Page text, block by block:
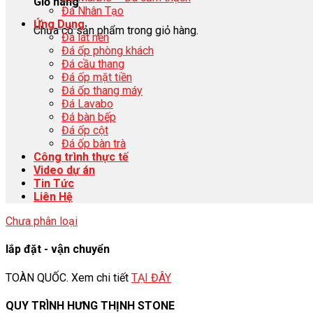
Chưa có sản phẩm trong giỏ hàng.
Đá Nhân Tạo
Ứng Dụng
Đá lát nền
Đá ốp phòng khách
Đá cầu thang
Đá ốp mặt tiền
Đá ốp thang máy
Đá Lavabo
Đá bàn bếp
Đá ốp cột
Đá ốp bàn trà
Công trình thực tế
Video dự án
Tin Tức
Liên Hệ
Chưa phân loại
lắp đặt - vận chuyển
TOÀN QUỐC. Xem chi tiết TẠI ĐÂY
QUY TRÌNH HƯNG THỊNH STONE